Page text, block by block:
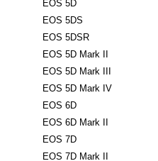
EOS 5D
EOS 5DS
EOS 5DSR
EOS 5D Mark II
EOS 5D Mark III
EOS 5D Mark IV
EOS 6D
EOS 6D Mark II
EOS 7D
EOS 7D Mark II